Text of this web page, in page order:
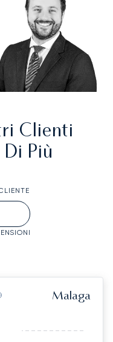
Clienti
Più
Malaga